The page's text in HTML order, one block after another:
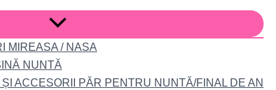
MIREASA / NASA
NUNTĂ
ACCESORII PĂR PENTRU NUNTĂ/FINAL DE AN